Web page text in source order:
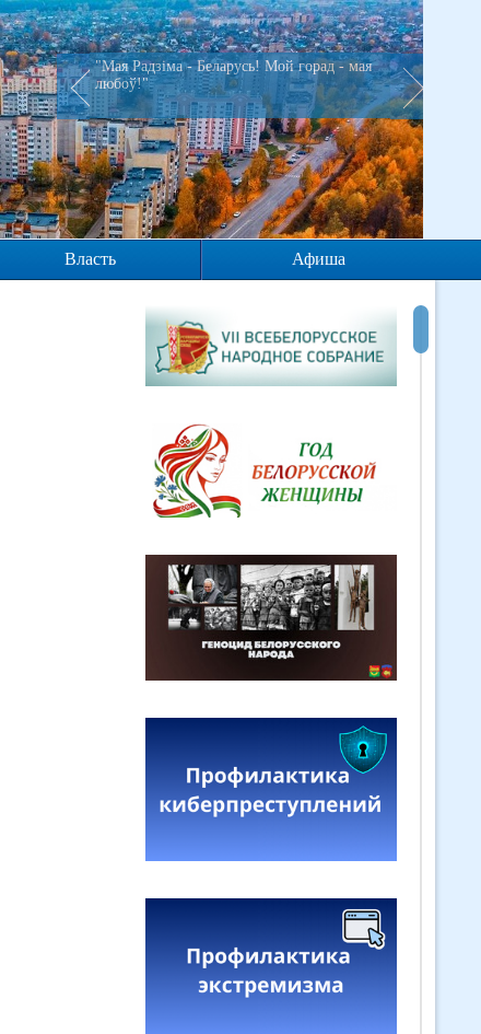
"Мая Радзiма - Беларусь! Мой горад - мая
любоў!"
Власть Афиша